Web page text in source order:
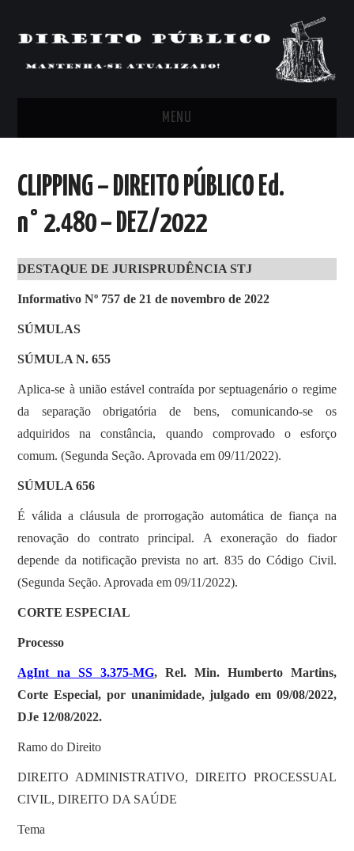
MENU
ARTIGOS, COMENTÁRIOS E PONTOS
CLIPPING’S
SOBRE
CLIPPING – DIREITO PÚBLICO Ed.
n° 2.480 – DEZ/2022
DESTAQUE DE JURISPRUDÊNCIA STJ
Informativo Nº 757 de 21 de novembro de 2022
SÚMULAS
SÚMULA N. 655
Aplica-se à união estável contraída por septuagenário o regime
da separação obrigatória de bens, comunicando-se os
adquiridos na constância, quando comprovado o esforço
comum. (Segunda Seção. Aprovada em 09/11/2022).
SÚMULA 656
É válida a cláusula de prorrogação automática de fiança na
renovação do contrato principal. A exoneração do fiador
depende da notificação prevista no art. 835 do Código Civil.
(Segunda Seção. Aprovada em 09/11/2022).
CORTE ESPECIAL
Processo
AgInt na SS 3.375-MG, Rel. Min. Humberto Martins,
Corte Especial, por unanimidade, julgado em 09/08/2022,
DJe 12/08/2022.
Ramo do Direito
DIREITO ADMINISTRATIVO, DIREITO PROCESSUAL
CIVIL, DIREITO DA SAÚDE
Tema